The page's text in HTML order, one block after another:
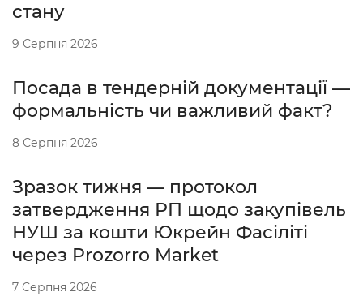
стану
9 Серпня 2026
Посада в тендерній документації —
формальність чи важливий факт?
8 Серпня 2026
Зразок тижня — протокол
затвердження РП щодо закупівель
НУШ за кошти Юкрейн Фасіліті
через Prozorro Market
7 Серпня 2026